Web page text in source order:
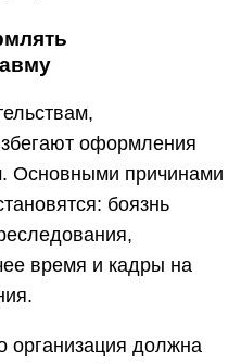
оформления
Основными причинами
боязнь
время и кадры на
организация должна